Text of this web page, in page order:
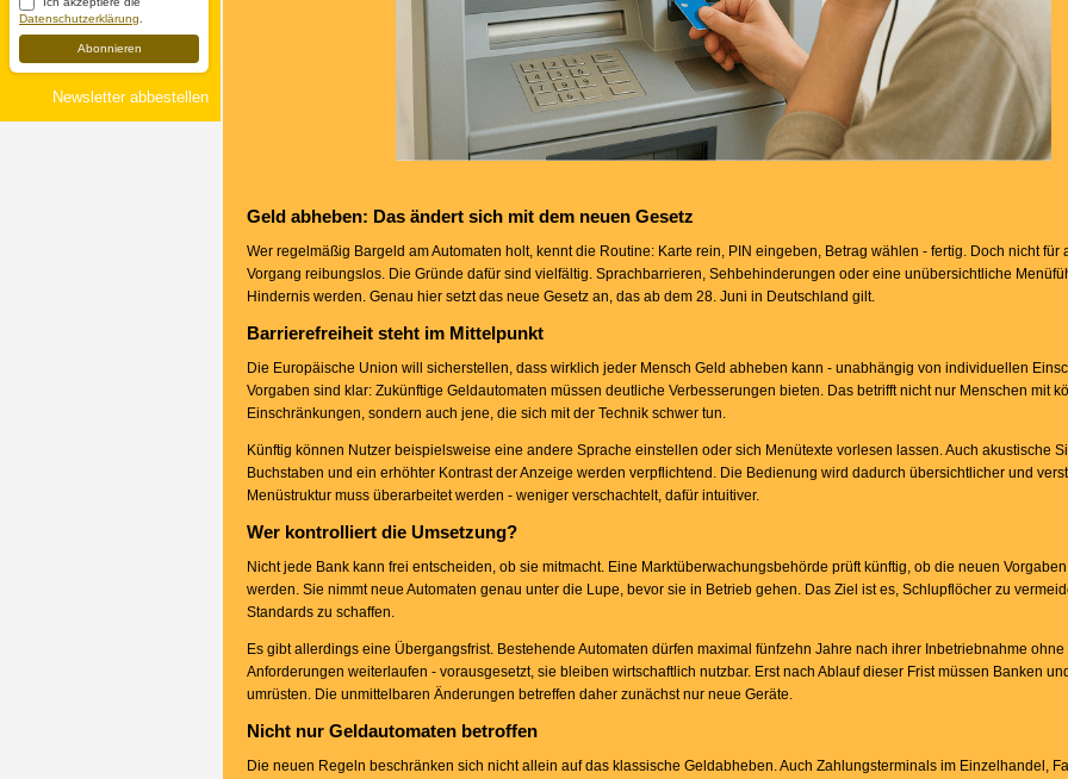
Datenschutzerklärung
Abonnieren
Newsletter abbestellen
Geld abheben: Das ändert sich mit dem neuen Gesetz
Wer regelmäßig Bargeld am Automaten holt, kennt die Routine: Karte rein, PIN eingeben, Betrag wählen - fertig. Doch nicht für
Vorgang reibungslos. Die Gründe dafür sind vielfältig. Sprachbarrieren, Sehbehinderungen oder eine unübersichtliche
Hindernis werden. Genau hier setzt das neue Gesetz an, das ab dem 28. Juni in Deutschland gilt.
Barrierefreiheit steht im Mittelpunkt
Die Europäische Union will sicherstellen, dass wirklich jeder Mensch Geld abheben kann - unabhängig von individuellen
Vorgaben sind klar: Zukünftige Geldautomaten müssen deutliche Verbesserungen bieten. Das betrifft nicht nur Menschen mit
Einschränkungen, sondern auch jene, die sich mit der Technik schwer tun.
Künftig können Nutzer beispielsweise eine andere Sprache einstellen oder sich Menütexte vorlesen lassen. Auch akustische
Buchstaben und ein erhöhter Kontrast der Anzeige werden verpflichtend. Die Bedienung wird dadurch übersichtlicher und
Menüstruktur muss überarbeitet werden - weniger verschachtelt, dafür intuitiver.
Wer kontrolliert die Umsetzung?
Nicht jede Bank kann frei entscheiden, ob sie mitmacht. Eine Marktüberwachungsbehörde prüft künftig, ob die neuen
werden. Sie nimmt neue Automaten genau unter die Lupe, bevor sie in Betrieb gehen. Das Ziel ist es, Schlupflöcher zu
Standards zu schaffen.
Es gibt allerdings eine Übergangsfrist. Bestehende Automaten dürfen maximal fünfzehn Jahre nach ihrer Inbetriebnahme
Anforderungen weiterlaufen - vorausgesetzt, sie bleiben wirtschaftlich nutzbar. Erst nach Ablauf dieser Frist müssen Banken
umrüsten. Die unmittelbaren Änderungen betreffen daher zunächst nur neue Geräte.
Nicht nur Geldautomaten betroffen
Die neuen Regeln beschränken sich nicht allein auf das klassische Geldabheben. Auch Zahlungsterminals im Einzelhandel,